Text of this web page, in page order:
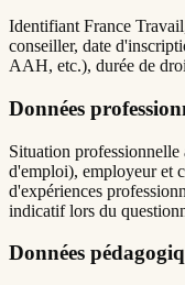
Identifiant France
conseiller, date
AAH, etc.), durée de
Données
Situation
d'emploi), employeur et
d'expériences
indicatif lors du
Données